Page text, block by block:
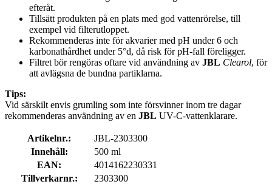
efteråt.
Tillsätt produkten på en plats med god vattenrörelse, till
exempel vid filterutloppet.
Rekommenderas inte för akvarier med pH under 6 och
karbonathårdhet under 5°d, då risk för pH-fall föreligger.
Filtret bör rengöras oftare vid användning av JBL Clearol, för
att avlägsna de bundna partiklarna.
Tips:
Vid särskilt envis grumling som inte försvinner inom tre dagar
rekommenderas användning av en JBL UV-C-vattenklarare.
Artikelnr.:
JBL-2303300
Innehåll:
500 ml
EAN:
4014162230331
Tillverkarnr.:
2303300